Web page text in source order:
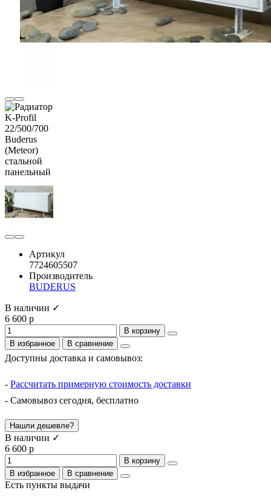
Артикул
7724605507
Производитель
BUDERUS
В наличии ✓
6 600 р
В корзину
В избранное
В сравнение
Доступны доставка и самовывоз:
- Рассчитать примерную стоимость доставки
- Самовывоз сегодня, бесплатно
Нашли дешевле?
В наличии ✓
6 600 р
В корзину
В избранное
В сравнение
Есть пункты выдачи